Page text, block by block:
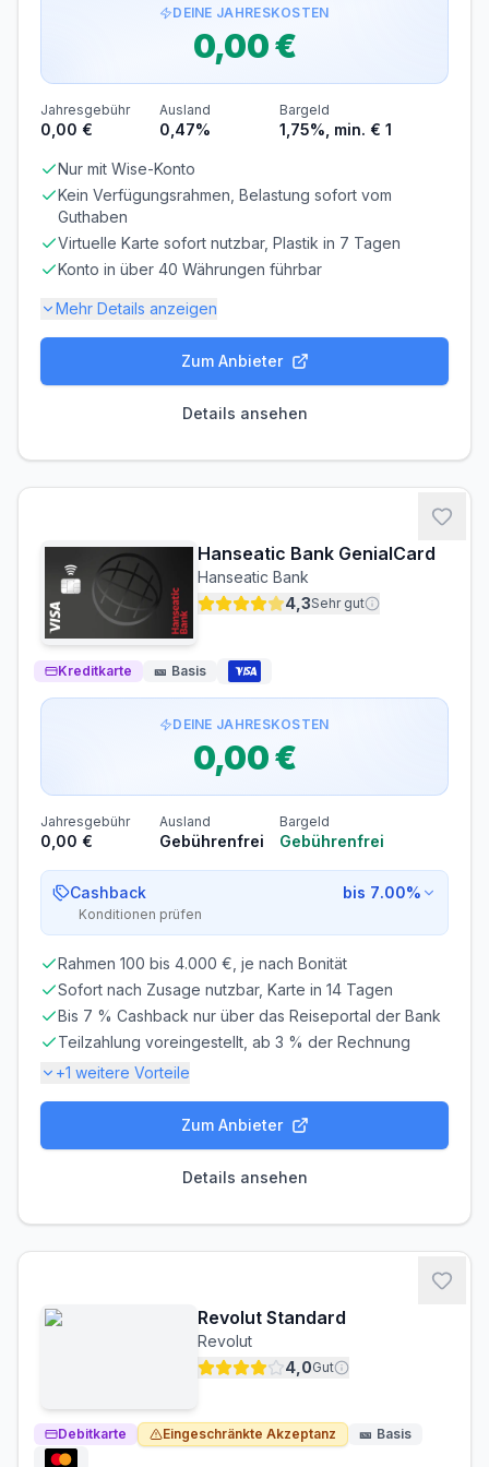
MINDESTALTER MINDESTEINKOMMEN
ab 0,00 €/Monat
SCHUFA-ABFRAGE
Erforderlich
GIROKONTO
Nicht erforderlich
Manuelle Überweisung
Sie müssen den Rechnungsbetrag selbst überweisen.
Beachten Sie die Zahlungsfrist!
Frist beachten! Bei verspäteter Zahlung fallen
3 Monate zinsfrei. Teilraten: 3 %, 5 %, 10 % - 100 % (ab
10 % in Zehnerschritten). Voreingestellt ist eine
Monatsende komplett und es fallen keine Zinsen an.
DEINE JAHRESKOSTEN
0,00 €
Jahresgebühr
0,00 €
Ausland
0,47%
Bargeld
1,75%, min. € 1
Nur mit Wise-Konto
Kein Verfügungsrahmen, Belastung sofort vom
Guthaben
Virtuelle Karte sofort nutzbar, Plastik in 7 Tagen
Konto in über 40 Währungen führbar
Mehr Details anzeigen
4,00 €
Voraussetzungen
SCHUFA-ABFRAGE
Nicht erforderlich
GIROKONTO
Erforderlich
Abrechnung & Zahlung
Automatischer Einzug
Der Rechnungsbetrag wird automatisch per SEPA-
Zum Anbieter
Details ansehen
Hanseatic Bank GenialCard
Hanseatic Bank
4,3Sehr gut
Kreditkarte 🎫 Basis
DEINE JAHRESKOSTEN
0,00 €
Jahresgebühr
0,00 €
Ausland
Gebührenfrei
Bargeld
Gebührenfrei
Cashback
Konditionen prüfen
bis 7.00%
Rahmen 100 bis 4.000 €, je nach Bonität
Sofort nach Zusage nutzbar, Karte in 14 Tagen
Bis 7 % Cashback nur über das Reiseportal der Bank
Teilzahlung voreingestellt, ab 3 % der Rechnung
+1 weitere Vorteile
10,00 €
Zinsen & Kredit
MINDESTTILGUNG
MINDESTALTER
ab 18 Jahren
MINDESTEINKOMMEN
ab 0,00 €/Monat
Zum Anbieter
Details ansehen
Revolut Standard
Revolut
4,0Gut
Debitkarte Eingeschränkte Akzeptanz 🎫 Basis